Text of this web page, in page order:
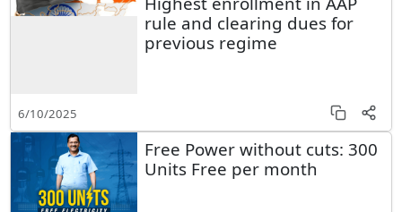
rule and clearing dues for
previous regime
6/10/2025
Free Power without cuts: 300
Units Free per month